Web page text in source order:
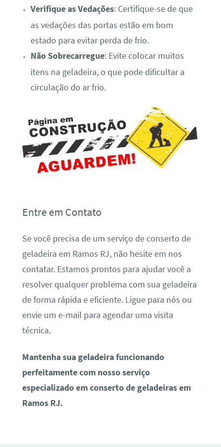
Verifique as Vedações: Certifique-se de que
as vedações das portas estão em bom
estado para evitar perda de frio.
Não Sobrecarregue: Evite colocar muitos
itens na geladeira, o que pode dificultar a
circulação do ar frio.
Entre em Contato
Se você precisa de um serviço de conserto de
geladeira em Ramos RJ, não hesite em nos
contatar. Estamos prontos para ajudar você a
resolver qualquer problema com sua geladeira
de forma rápida e eficiente. Ligue para nós ou
envie um e-mail para agendar uma visita
técnica.
Mantenha sua geladeira funcionando
perfeitamente com nosso serviço
especializado em conserto de geladeiras em
Ramos RJ.